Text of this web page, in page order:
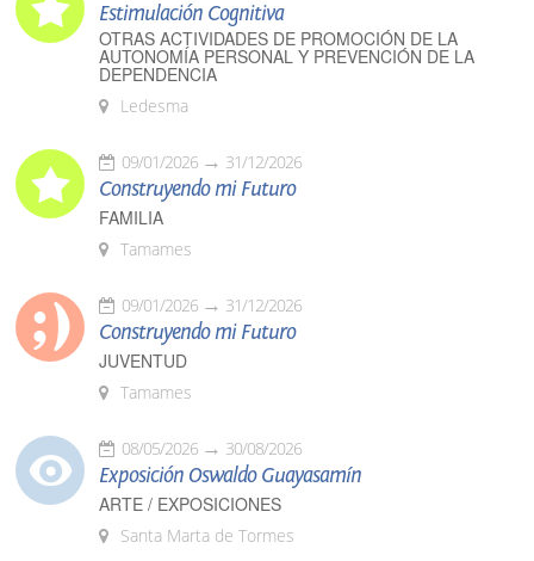
Estimulación Cognitiva
OTRAS ACTIVIDADES DE PROMOCIÓN DE LA
AUTONOMÍA PERSONAL Y PREVENCIÓN DE LA
DEPENDENCIA
Ledesma
09/01/2026 31/12/2026
Construyendo mi Futuro
FAMILIA
Tamames
09/01/2026 31/12/2026
Construyendo mi Futuro
JUVENTUD
Tamames
08/05/2026 30/08/2026
Exposición Oswaldo Guayasamín
ARTE / EXPOSICIONES
Santa Marta de Tormes